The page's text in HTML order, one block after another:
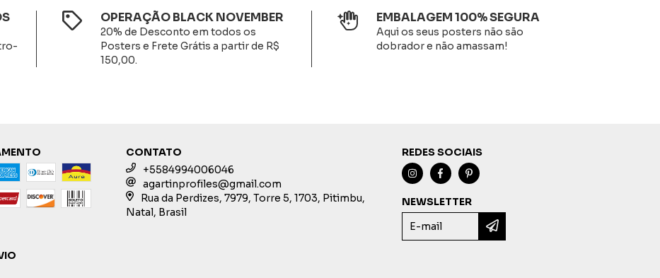
OPERAÇÃO BLACK NOVEMBER
20% de Desconto em todos os
Posters e Frete Grátis a partir de R$
150,00.
EMBALAGEM 100% SEGURA
Aqui os seus posters não são
dobrador e não amassam!
CONTATO
+5584994006046
agartinprofiles@gmail.com
Rua da Perdizes, 7979, Torre 5, 1703, Pitimbu,
Natal, Brasil
REDES SOCIAIS
NEWSLETTER